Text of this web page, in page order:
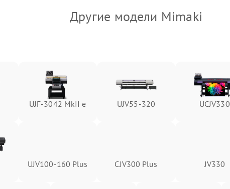
Другие модели Mimaki
UJF-3042 MkII e UJV55-320 UCJV330
UJV100-160 Plus CJV300 Plus JV330